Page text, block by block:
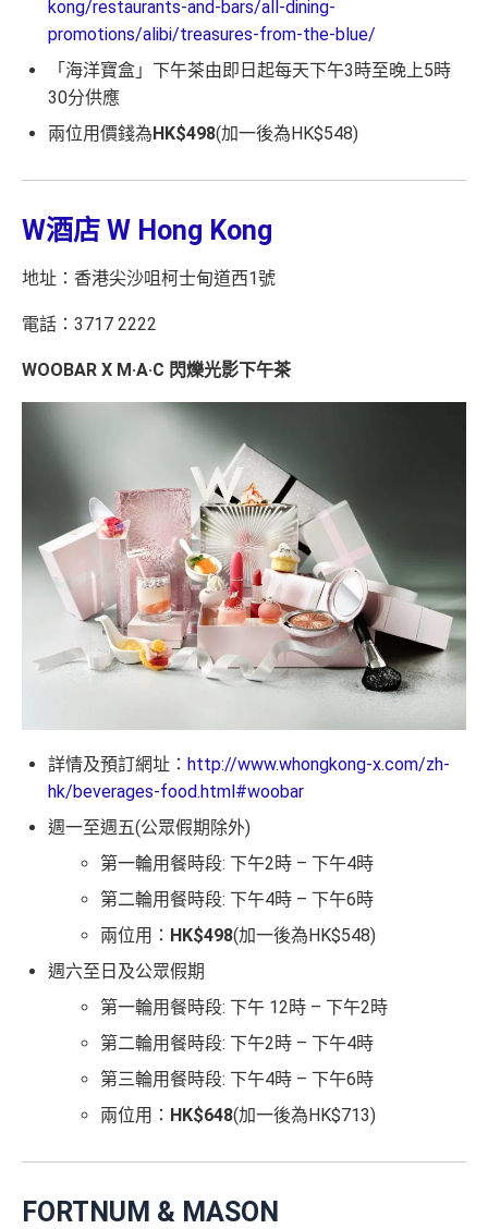
kong/restaurants-and-bars/all-dining-
promotions/alibi/treasures-from-the-blue/
「海洋寶盒」下午茶由即日起每天下午3時至晚上5時
30分供應
兩位用價錢為 HK$498(加一後為HK$548)
W酒店 W Hong Kong
地址：香港尖沙咀柯士甸道西1號
電話：3717 2222
WOOBAR X M·A·C 閃爍光影下午茶
詳情及預訂網址： http://www.whongkong-x.com/zh-
hk/beverages-food.html#woobar
週一至週五(公眾假期除外)
第一輪用餐時段: 下午2時 – 下午4時
第二輪用餐時段: 下午4時 – 下午6時
兩位用： HK$498(加一後為HK$548)
週六至日及公眾假期
第一輪用餐時段: 下午 12時 – 下午2時
第二輪用餐時段: 下午2時 – 下午4時
第三輪用餐時段: 下午4時 – 下午6時
兩位用： HK$648(加一後為HK$713)
FORTNUM & MASON